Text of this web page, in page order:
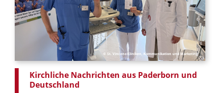
© St. Vincenz-Kliniken, Kommunikation und Marketing
Kirchliche Nachrichten aus Paderborn und
Deutschland